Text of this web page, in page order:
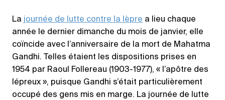
La journée de lutte contre la lèpre a lieu chaque
année le dernier dimanche du mois de janvier, elle
coïncide avec l’anniversaire de la mort de Mahatma
Gandhi. Telles étaient les dispositions prises en
1954 par Raoul Follereau (1903-1977), « l’apôtre des
lépreux », puisque Gandhi s’était particulièrement
occupé des gens mis en marge. La journée de lutte